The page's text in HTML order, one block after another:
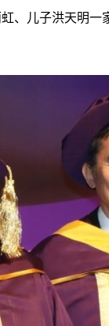
、儿子洪天明一